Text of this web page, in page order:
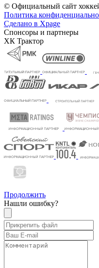
© Официальный сайт
Политика
Сделано в Xpage
Спонсоры и партнеры
ХК Трактор
Продолжить
Нашли ошибку?